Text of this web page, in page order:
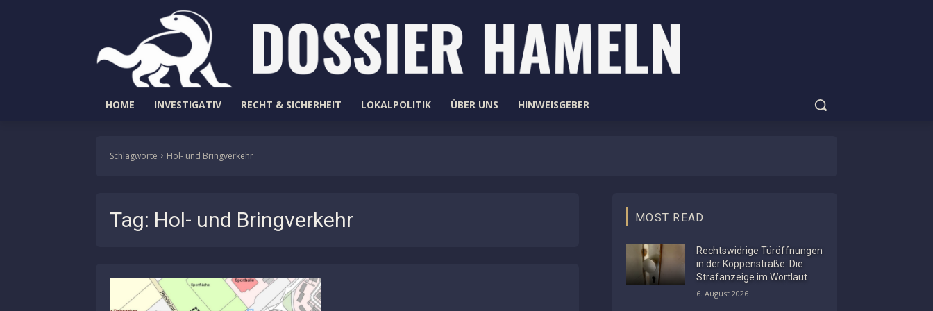
HOME INVESTIGATIV RECHT & SICHERHEIT LOKALPOLITIK ÜBER UNS HINWEISGEBER
Schlagworte Hol- und Bringverkehr
Tag: Hol- und Bringverkehr MOST READ
Rechtswidrige Türöffnungen
in der Koppenstraße: Die
Strafanzeige im Wortlaut
6. August 2026